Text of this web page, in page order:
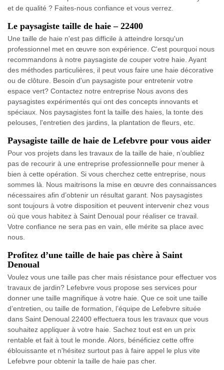
et de qualité ? Faites-nous confiance et vous verrez.
Le paysagiste taille de haie – 22400
Une taille de haie n'est pas difficile à atteindre lorsqu'un
professionnel met en œuvre son expérience. C'est pourquoi nous
recommandons à notre paysagiste de couper votre haie. Ayant
des méthodes particulières, il peut vous faire une haie décorative
ou de clôture. Besoin d'un paysagiste pour entretenir votre
espace vert? Contactez notre entreprise Nous avons des
paysagistes expérimentés qui ont des concepts innovants et
spéciaux. Nos paysagistes font la taille des haies, la tonte des
pelouses, l'entretien des jardins, la plantation de fleurs, etc.
Paysagiste taille de haie de Lefebvre pour vous aider
Pour vos projets dans les travaux de la taille de haie, n’oubliez
pas de recourir à une entreprise professionnelle pour mener à
bien à cette opération. Si vous cherchez cette entreprise, nous
sommes là. Nous maitrisons la mise en œuvre des connaissances
nécessaires afin d’obtenir un résultat garant. Nos paysagistes
sont toujours à votre disposition et peuvent intervenir chez vous
où que vous habitez à Saint Denoual pour réaliser ce travail.
Votre confiance ne sera pas en vain, elle mérite sa place avec
nous.
Profitez d’une taille de haie pas chère à Saint
Denoual
Voulez vous une taille pas cher mais résistance pour effectuer vos
travaux de jardin? Lefebvre vous propose ses services pour
donner une taille magnifique à votre haie. Que ce soit une taille
d’entretien, ou taille de formation, l’équipe de Lefebvre située
dans Saint Denoual 22400 effectuera tous les travaux que vous
souhaitez appliquer à votre haie. Sachez tout est en un prix
rentable et fait à tout le monde. Alors, bénéficiez cette offre
éblouissante et n'hésitez surtout pas à faire appel le plus vite
Lefebvre pour obtenir la taille de haie pas cher.